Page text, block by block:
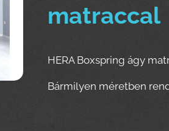
matraccal
HERA Boxspring ágy
Bármilyen méretben